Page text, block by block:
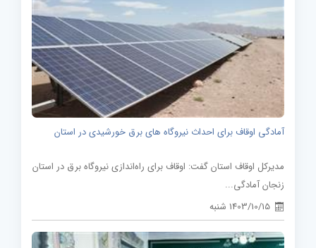
آمادگی اوقاف برای احداث نیروگاه های برق خورشیدی در استان
مدیرکل اوقاف استان گفت: اوقاف برای راه‌اندازی نیروگاه برق در استان
زنجان آمادگی...
1403/10/15 شنبه